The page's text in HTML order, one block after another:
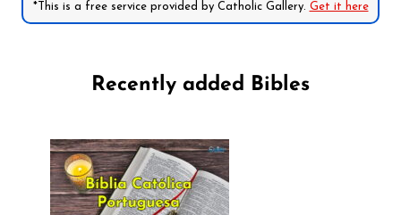
*This is a free service provided by Catholic Gallery. Get it here
Recently added Bibles